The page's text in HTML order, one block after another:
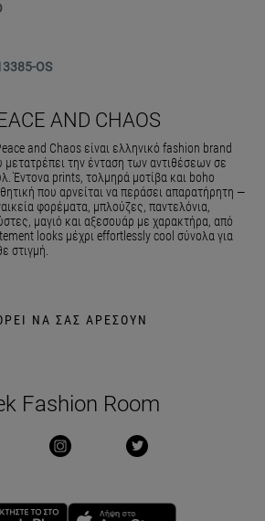
OS
AND CHAOS
and Chaos είναι ελληνικό fashion brand
μετατρέπει την ένταση των αντιθέσεων σε
Έντονα prints, τολμηρά μοτίβα και boho
που αρνείται να περάσει απαρατήρητη —
φορέματα, μπλούζες, παντελόνια,
μαγιό και αξεσουάρ με χαρακτήρα, από
looks μέχρι effortlessly cool σύνολα για
στιγμή.
ΝΑ ΣΑΣ ΑΡΕΣΟΥΝ
Fashion Room